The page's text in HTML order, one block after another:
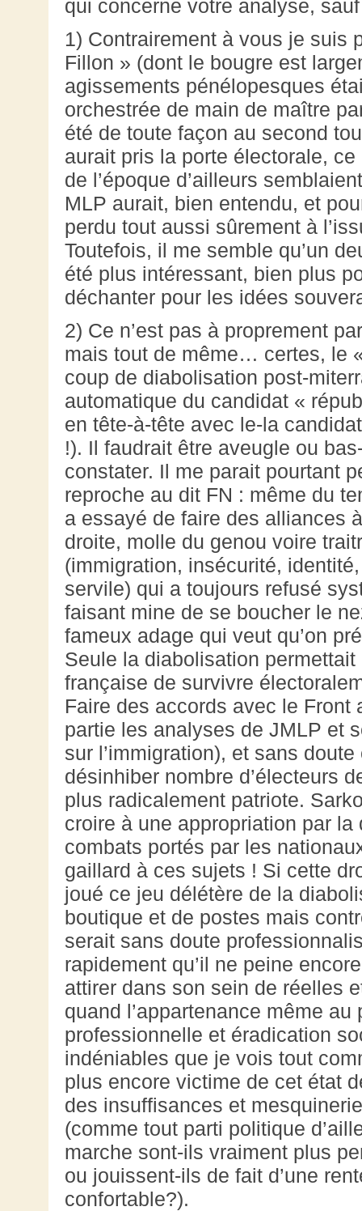
qui concerne votre analyse,
1) Contrairement à vous je suis
Fillon » (dont le bougre est
agissements pénélopesques
orchestrée de main de maître
été de toute façon au second
aurait pris la porte électorale,
de l’époque d’ailleurs
MLP aurait, bien entendu, et
perdu tout aussi sûrement à
Toutefois, il me semble qu’un
été plus intéressant, bien plus
déchanter pour les idées
2) Ce n’est pas à proprement
mais tout de même… certes, le
coup de diabolisation post-
automatique du candidat «
en tête-à-tête avec le-la
!). Il faudrait être aveugle ou
constater. Il me parait pourtant
reproche au dit FN : même du
a essayé de faire des alliances
droite, molle du genou voire
(immigration, insécurité,
servile) qui a toujours refusé
faisant mine de se boucher le
fameux adage qui veut qu’on
Seule la diabolisation
française de survivre
Faire des accords avec le
partie les analyses de JMLP et
sur l’immigration), et sans
désinhiber nombre d’électeurs
plus radicalement patriote.
croire à une appropriation par
combats portés par les
gaillard à ces sujets ! Si cette
joué ce jeu délétère de la
boutique et de postes mais
serait sans doute
rapidement qu’il ne peine
attirer dans son sein de réelles
quand l’appartenance même
professionnelle et éradication
indéniables que je vois tout
plus encore victime de cet état
des insuffisances et
(comme tout parti politique
marche sont-ils vraiment plus
ou jouissent-ils de fait d’une
confortable?).